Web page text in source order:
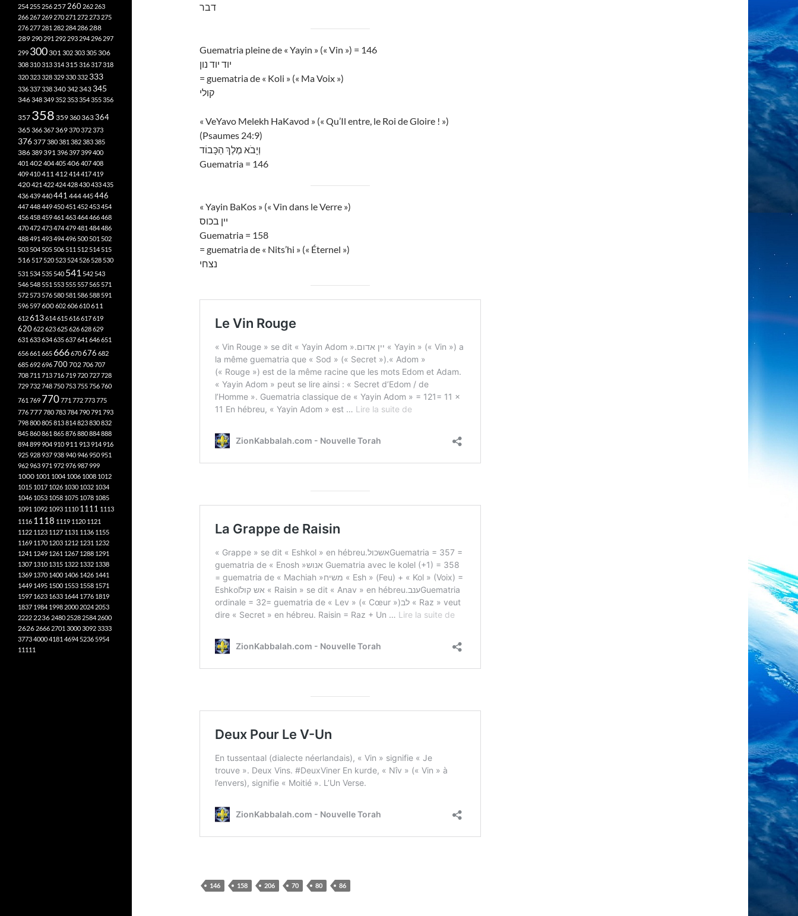
דבר
Guematria pleine de « Yayin » (« Vin ») = 146
יוד יוד נון
= guematria de « Koli » (« Ma Voix »)
קולי
« VeYavo Melekh HaKavod » (« Qu’Il entre, le Roi de Gloire ! »)
(Psaumes 24:9)
וְיָבֹא מֶלֶךְ הַכָּבוֹד
Guematria = 146
« Yayin BaKos » (« Vin dans le Verre »)
יין בכוס
Guematria = 158
= guematria de « Nits’hi » (« Éternel »)
נצחי
146 158 206 70 80 86
254 255 256257 260 262 263
266 267 269 270 271 272 273 275
276 277 281 282 284 286 288
289 290 291 292 293 294 296 297
299 300301302303305306
308310313314315 316317318
320323328329330332 333
336337338340342343 345
346348349352353354355356
357 358 359360363364
365 366367369370372373
376377380381 382383385
386389391396397399400
401 402404405406407408
409410411 412414417419
420421 422424428430433435
436439440441 444445446
447448449450451 452453454
456458459461 463464466468
470472473474479481 484486
488491 493494496 500 501 502
503 504 505 506 511 512 514 515
516 517 520 523 524 526 528 530
531 534 535 540 541 542 543
546 548 551 553 555 557 565 571
572 573 576 580 581 586 588 591
596 597600602606610611
612613614615616617619
620622623625626628629
631 633634635637641 646651
656661 665666670676 682
685692696700702706707
708711 713716719720727728
729732748750753755756760
761 769 770771 772773775
776777780783784790791 793
798800805813814823830832
845860861 865876880884888
894899904910 911 913914916
925928937938940946950951
962963971 972976987999
1000 1001 1004 1006 1008 1012
1015 1017 1026 1030 1032 1034
1046 1053 1058 1075 1078 1085
1091 1092 1093 1110 1111 1113
1116 1118 1119 1120 1121
1122 1123 1127 1131 1136 1155
1169 1170 1203 1212 1231 1232
1241 1249 1261 1267 1288 1291
1307 1310 1315 1322 1332 1338
1369 1370 1400 1406 1426 1441
1449 1495 1500 1553 1558 1571
1597 1623 1633 1644 1776 1819
1837 1984 1998 2000 2024 2053
2222 2236 2480 2528 2584 2600
2626 2666 2701 300030923333
377340004181 4694 5236 5954
11111